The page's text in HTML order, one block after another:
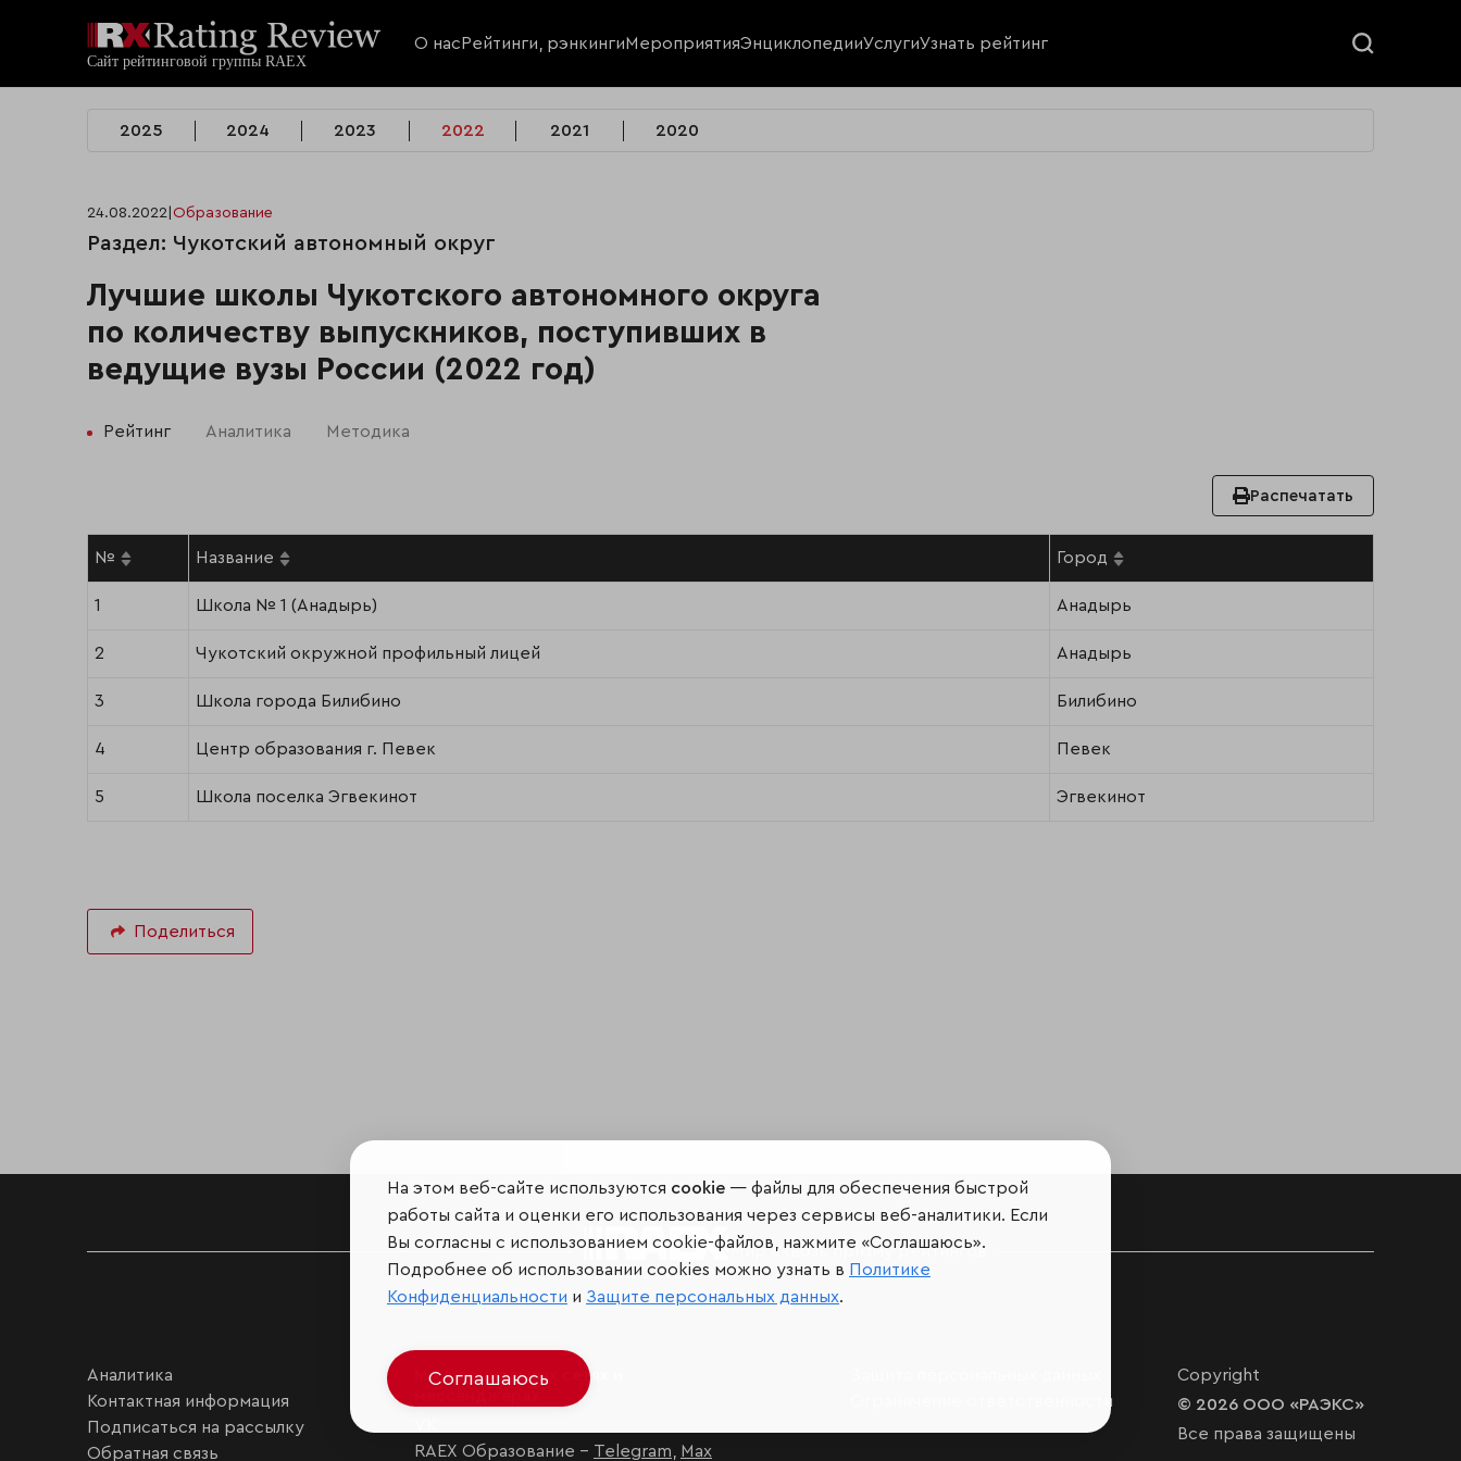
О нас Рейтинги, рэнкингиМероприятияЭнциклопедииУслугиУзнать рейтинг
2025 2024 2023 2022 2021 2020
24.08.2022 Образование
Раздел: Чукотский автономный округ
Лучшие школы Чукотского автономного округа
по количеству выпускников, поступивших в
ведущие вузы России (2022 год)
Рейтинг Аналитика Методика
Распечатать
№ Название Город
1 Школа № 1 (Анадырь) Анадырь
2 Чукотский окружной профильный лицей Анадырь
3 Школа города Билибино Билибино
4 Центр образования г. Певек Певек
5 Школа поселка Эгвекинот Эгвекинот
Поделиться
Мир сквозь призму рейтингов
Аналитика
Контактная информация
Подписаться на рассылку
Обратная связь
Мы в социальных сетях и
RAEX Образование – Telegram Max
Ограничение ответственности
Copyright
© 2026 ООО «РАЭКС»
Все права защищены
На этом веб-сайте используются cookie — файлы для обеспечения быстрой
работы сайта и оценки его использования через сервисы веб-аналитики. Если
Вы согласны с использованием cookie-файлов, нажмите «Соглашаюсь».
Подробнее об использовании cookies можно узнать в Политике
Конфиденциальности и Защите персональных данных.
Соглашаюсь